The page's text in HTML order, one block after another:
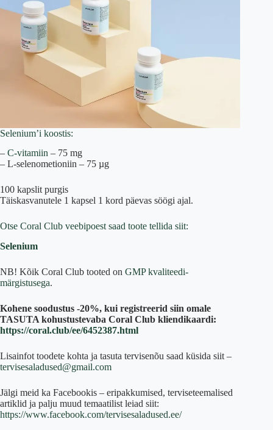
Selenium’i koostis:
– C-vitamiin – 75 mg
– L-selenometioniin – 75 µg
100 kapslit purgis
Täiskasvanutele 1 kapsel 1 kord päevas söögi ajal.
Otse Coral Club veebipoest saad toote tellida siit:
Selenium
NB! Kõik Coral Club tooted on GMP kvaliteedi-
märgistusega.
Kohene soodustus -20%, kui registreerid siin omale
TASUTA kohustustevaba Coral Club kliendikaardi:
https://coral.club/ee/6452387.html
Lisainfot toodete kohta ja tasuta tervisenõu saad küsida siit –
tervisesaladused@gmail.com
Jälgi meid ka Facebookis – eripakkumised, terviseteemalised
artiklid ja palju muud temaatilist leiad siit:
https://www.facebook.com/tervisesaladused.ee/